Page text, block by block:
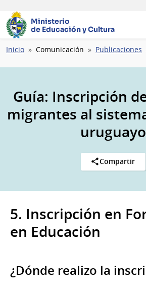
Ministerio
de Educación y Cultura
Ruta
navegación
Inicio Comunicación Publicaciones
Guía: Inscripción
migrantes al
uruguayo
Compartir
5. Inscripción en
en Educación
¿Dónde realizo la